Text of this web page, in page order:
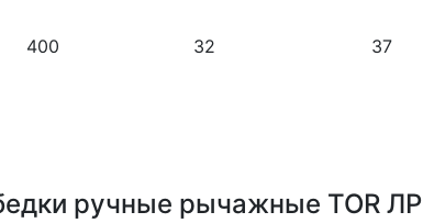
400 32 37
ручные рычажные TOR ЛР